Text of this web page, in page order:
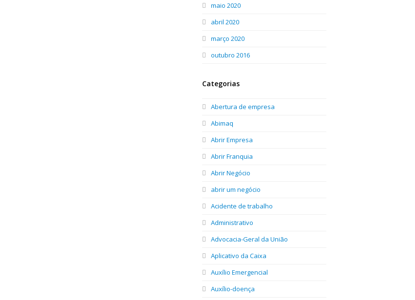
maio 2020
abril 2020
março 2020
outubro 2016
Categorias
Abertura de empresa
Abimaq
Abrir Empresa
Abrir Franquia
Abrir Negócio
abrir um negócio
Acidente de trabalho
Administrativo
Advocacia-Geral da União
Aplicativo da Caixa
Auxílio Emergencial
Auxílio-doença